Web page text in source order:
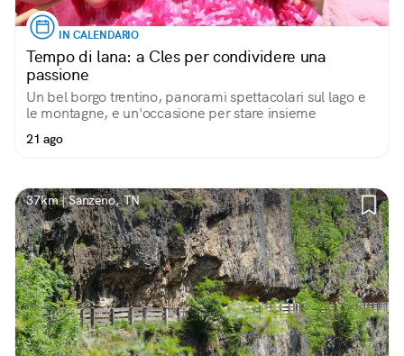
IN CALENDARIO
Tempo di lana: a Cles per condividere una
passione
Un bel borgo trentino, panorami spettacolari sul lago e
le montagne, e un'occasione per stare insieme
21 ago
37km | Sanzeno, TN